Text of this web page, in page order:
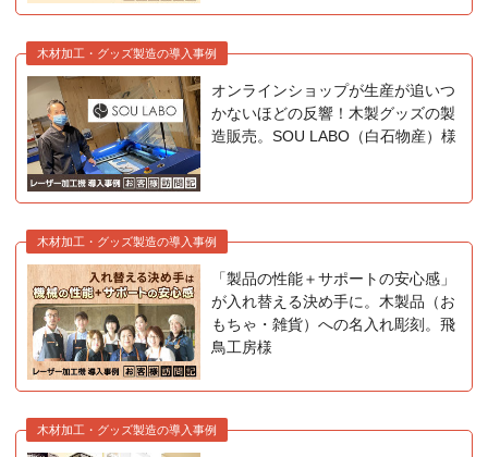
木材加工・グッズ製造の導入事例
オンラインショップが生産が追いつ
かないほどの反響！木製グッズの製
造販売。SOU LABO（白石物産）様
木材加工・グッズ製造の導入事例
「製品の性能＋サポートの安心感」
が入れ替える決め手に。木製品（お
もちゃ・雑貨）への名入れ彫刻。飛
鳥工房様
木材加工・グッズ製造の導入事例